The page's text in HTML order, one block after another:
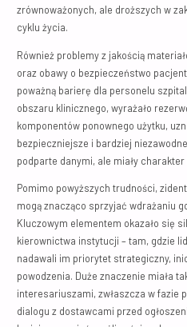
zrównoważonych, ale droższych w
cyklu życia.
Również problemy z jakością
oraz obawy o bezpieczeństwo
poważną barierę dla personelu
obszaru klinicznego, wyrażało
komponentów ponownego użytku,
bezpieczniejsze i bardziej
podparte danymi, ale miały
Pomimo powyższych trudności,
mogą znacząco sprzyjać wdrażaniu
Kluczowym elementem okazało się
kierownictwa instytucji – tam, gdzie
nadawali im priorytet strategiczny,
powodzenia. Duże znaczenie miała
interesariuszami, zwłaszcza w fazie
dialogu z dostawcami przed